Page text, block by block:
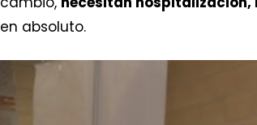
en absoluto.